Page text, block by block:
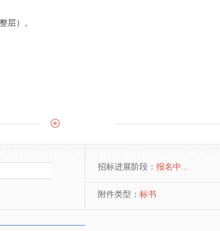
层）。
招标进展阶段： 报名中...
附件类型： 标书